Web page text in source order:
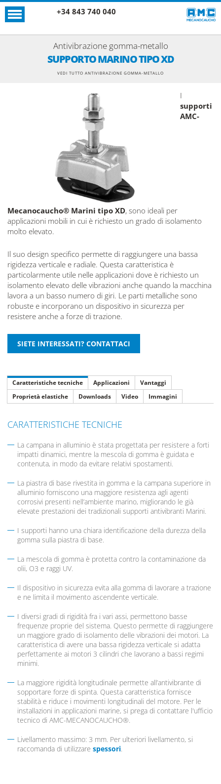
+34 843 740 040
Antivibrazione gomma-metallo
SUPPORTO MARINO TIPO XD
VEDI TUTTO ANTIVIBRAZIONE GOMMA-METALLO
I
supporti
AMC-
Mecanocaucho® Marini tipo XD, sono ideali per
applicazioni mobili in cui è richiesto un grado di isolamento
molto elevato.
Il suo design specifico permette di raggiungere una bassa
rigidezza verticale e radiale. Questa caratteristica è
particolarmente utile nelle applicazioni dove è richiesto un
isolamento elevato delle vibrazioni anche quando la macchina
lavora a un basso numero di giri. Le parti metalliche sono
robuste e incorporano un dispositivo in sicurezza per
resistere anche a forze di trazione.
Caratteristiche tecniche Applicazioni
Vantaggi
Proprietà elastiche
Downloads Video Immagini
CARATTERISTICHE TECNICHE
La campana in alluminio è stata progettata per resistere a forti
impatti dinamici, mentre la mescola di gomma è guidata e
contenuta, in modo da evitare relativi spostamenti.
La piastra di base rivestita in gomma e la campana superiore in
alluminio forniscono una maggiore resistenza agli agenti
corrosivi presenti nell’ambiente marino, migliorando le già
elevate prestazioni dei tradizionali supporti antivibranti Marini.
I supporti hanno una chiara identificazione della durezza della
gomma sulla piastra di base.
La mescola di gomma è protetta contro la contaminazione da
olii, O3 e raggi UV.
Il dispositivo in sicurezza evita alla gomma di lavorare a trazione
e ne limita il movimento ascendente verticale.
I diversi gradi di rigidità fra i vari assi, permettono basse
frequenze proprie del sistema. Questo permette di raggiungere
un maggiore grado di isolamento delle vibrazioni dei motori. La
caratteristica di avere una bassa rigidezza verticale si adatta
perfettamente ai motori 3 cilindri che lavorano a bassi regimi
minimi.
La maggiore rigidità longitudinale permette all’antivibrante di
sopportare forze di spinta. Questa caratteristica fornisce
stabilità e riduce i movimenti longitudinali del motore. Per le
installazioni in applicazioni marine, si prega di contattare l'ufficio
tecnico di AMC-MECANOCAUCHO®.
Livellamento massimo: 3 mm. Per ulteriori livellamento, si
raccomanda di utilizzare spessori.